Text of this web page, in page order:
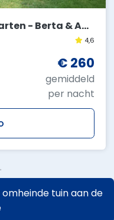
Vakantiehuis Am Gänsegarten - Berta & Auguste
4,6
€ 260
gemiddeld
per nacht
tuin aan de